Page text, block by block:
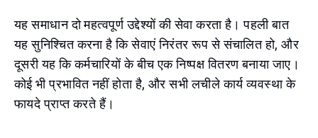
यह समाधान दो महत्वपूर्ण उद्देश्यों की सेवा करता है। पहली बात
यह सुनिश्चित करना है कि सेवाएं निरंतर रूप से संचालित हो, और
दूसरी यह कि कर्मचारियों के बीच एक निष्पक्ष वितरण बनाया जाए।
कोई भी प्रभावित नहीं होता है, और सभी लचीले कार्य व्यवस्था के
फायदे प्राप्त करते हैं।